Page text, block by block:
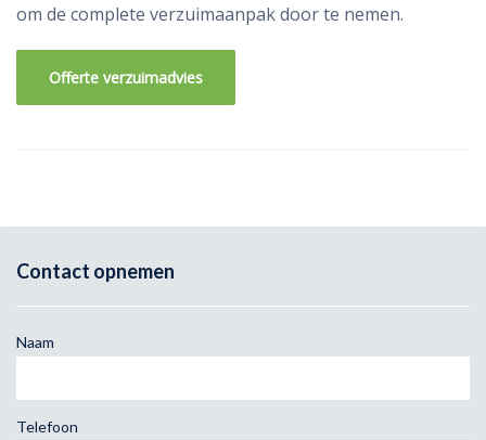
om de complete verzuimaanpak door te nemen.
Offerte verzuimadvies
Contact opnemen
Naam
Telefoon